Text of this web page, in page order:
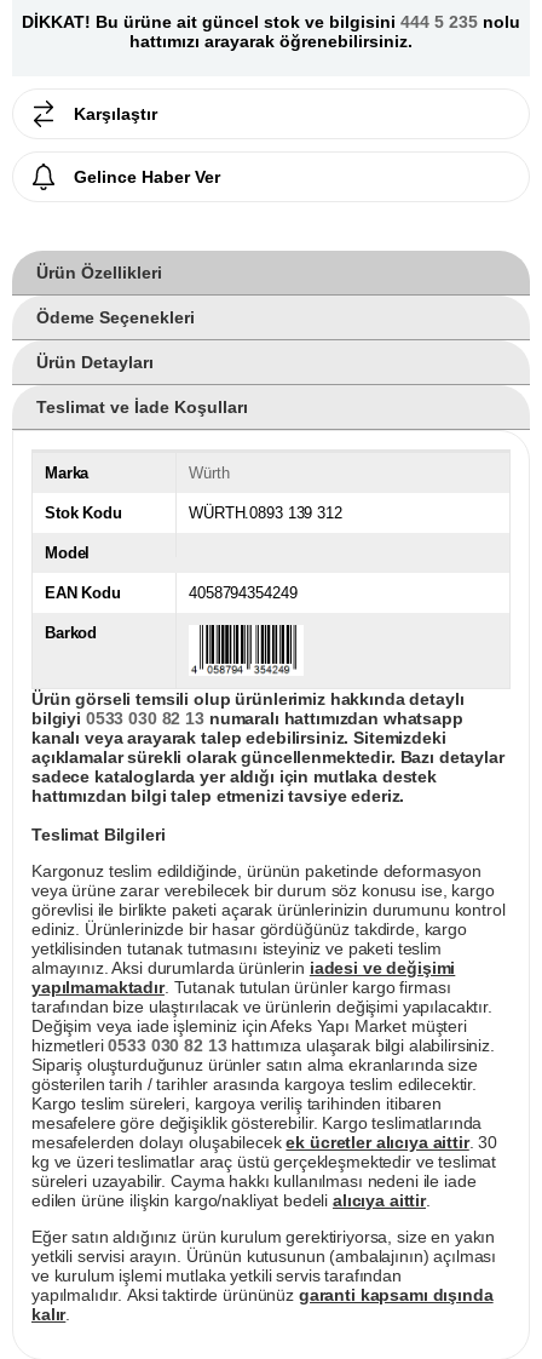
DİKKAT! Bu ürüne ait güncel stok ve bilgisini 444 5 235 nolu
hattımızı arayarak öğrenebilirsiniz.
Karşılaştır
Gelince Haber Ver
Ürün Özellikleri
Ödeme Seçenekleri
Ürün Detayları
Teslimat ve İade Koşulları
Marka Würth
Stok Kodu WÜRTH.0893 139 312
Model
EAN Kodu 4058794354249
Barkod
Ürün görseli temsili olup ürünlerimiz hakkında detaylı
bilgiyi 0533 030 82 13numaralı hattımızdan whatsapp
kanalı veya arayarak talep edebilirsiniz. Sitemizdeki
açıklamalar sürekli olarak güncellenmektedir. Bazı detaylar
sadece kataloglarda yer aldığı için mutlaka destek
hattımızdan bilgi talep etmenizi tavsiye ederiz.
Teslimat Bilgileri
Kargonuz teslim edildiğinde, ürünün paketinde deformasyon
veya ürüne zarar verebilecek bir durum söz konusu ise, kargo
görevlisi ile birlikte paketi açarak ürünlerinizin durumunu kontrol
ediniz. Ürünlerinizde bir hasar gördüğünüz takdirde, kargo
yetkilisinden tutanak tutmasını isteyiniz ve paketi teslim
almayınız. Aksi durumlarda ürünlerin iadesi ve değişimi
yapılmamaktadır. Tutanak tutulan ürünler kargo firması
tarafından bize ulaştırılacak ve ürünlerin değişimi yapılacaktır.
Değişim veya iade işleminiz için Afeks Yapı Market müşteri
hizmetleri0533 030 82 13hattımıza ulaşarak bilgi alabilirsiniz.
Sipariş oluşturduğunuz ürünler satın alma ekranlarında size
gösterilen tarih / tarihler arasında kargoya teslim edilecektir.
Kargo teslim süreleri, kargoya veriliş tarihinden itibaren
mesafelere göre değişiklik gösterebilir. Kargo teslimatlarında
mesafelerden dolayı oluşabilecekek ücretler alıcıya aittir. 30
kg ve üzeri teslimatlar araç üstü gerçekleşmektedir ve teslimat
süreleri uzayabilir. Cayma hakkı kullanılması nedeni ile iade
edilen ürüne ilişkin kargo/nakliyat bedeli alıcıya aittir.
Eğer satın aldığınız ürün kurulum gerektiriyorsa, size en yakın
yetkili servisi arayın. Ürünün kutusunun (ambalajının) açılması
ve kurulum işlemi mutlaka yetkili servis tarafından
yapılmalıdır. Aksi taktirde ürününüz garanti kapsamı dışında
kalır.